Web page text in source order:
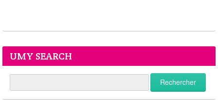
UMY SEARCH